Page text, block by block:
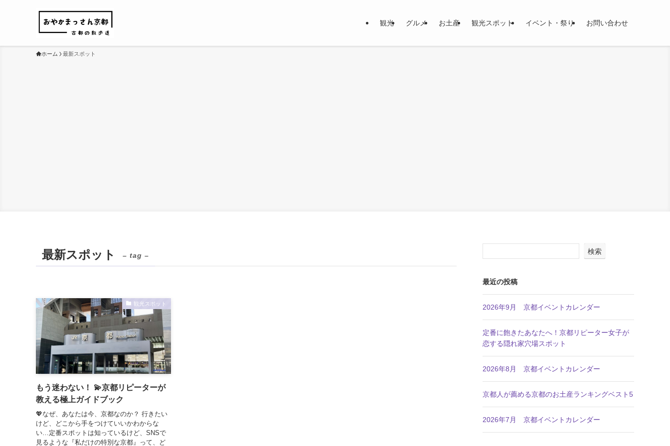
観光 グルメ お土産 観光スポット イベント・祭り お問い合わせ
ホーム 最新スポット
最新スポット – tag –
観光スポット
もう迷わない！ 💫京都リピーターが
教える極上ガイドブック
💖なぜ、あなたは今、京都なのか？ 行きたい
けど、どこから手をつけていいかわからな
い…定番スポットは知っているけど、SNSで
見るような『私だけの特別な京都』って、ど
検索
最近の投稿
2026年9月 京都イベントカレンダー
定番に飽きたあなたへ！京都リピーター女子が
恋する隠れ家穴場スポット
2026年8月 京都イベントカレンダー
京都人が薦める京都のお土産ランキングベスト5
2026年7月 京都イベントカレンダー